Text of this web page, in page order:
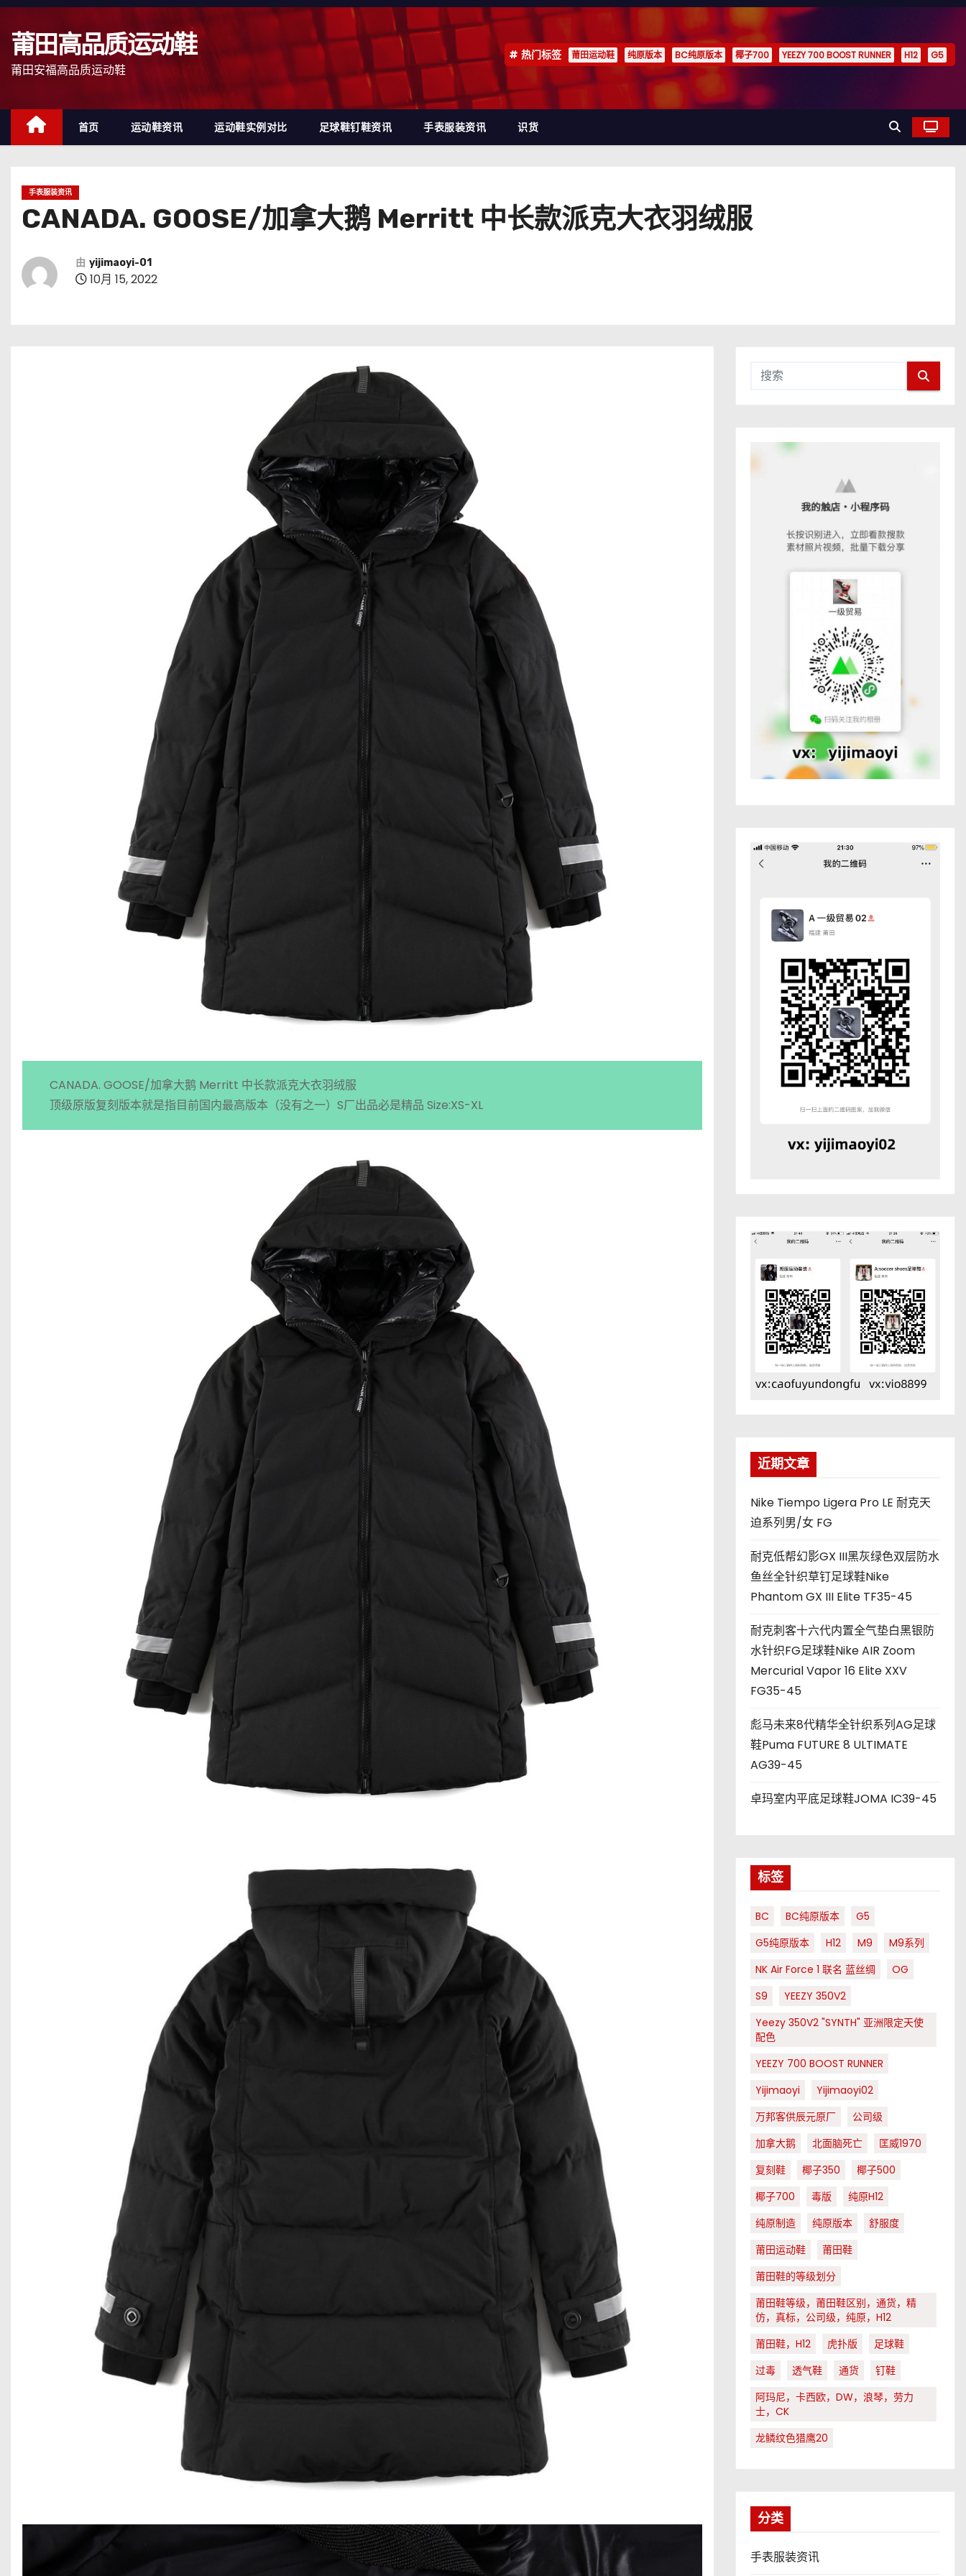
跳
莆田高品质运动鞋
莆田安福高品质运动鞋
热门标签 莆田运动鞋 纯原版本 BC纯原版本 椰子700 YEEZY 700 BOOST RUNNER H12 G5
首页 运动鞋资讯 运动鞋实例对比 足球鞋钉鞋资讯 手表服装资讯 识货
手表服装资讯
CANADA. GOOSE/加拿大鹅 Merritt 中长款派克大衣羽绒服
由 yijimaoyi-01
10月 15, 2022
CANADA. GOOSE/加拿大鹅 Merritt 中长款派克大衣羽绒服
顶级原版复刻版本就是指目前国内最高版本（没有之一）S厂出品必是精品 Size:XS-XL
近期文章
Nike Tiempo Ligera Pro LE 耐克天
迫系列男/女 FG
耐克低帮幻影GX III黑灰绿色双层防水
鱼丝全针织草钉足球鞋Nike
Phantom GX III Elite TF35-45
耐克刺客十六代内置全气垫白黑银防
水针织FG足球鞋Nike AIR Zoom
Mercurial Vapor 16 Elite XXV
FG35-45
彪马未来8代精华全针织系列AG足球
鞋Puma FUTURE 8 ULTIMATE
AG39-45
卓玛室内平底足球鞋JOMA IC39-45
标签
BC BC纯原版本
G5
G5纯原版本
H12 M9
M9系列
NK Air Force 1 联名 蓝丝绸
OG
S9
YEEZY 350V2
Yeezy 350V2 "SYNTH" 亚洲限定天使
配色
YEEZY 700 BOOST RUNNER
Yijimaoyi
Yijimaoyi02
万邦客供辰元原厂
公司级
加拿大鹅
北面脑死亡
匡威1970
复刻鞋
椰子350
椰子500
椰子700
毒版
纯原H12
纯原制造
纯原版本
舒服度
莆田运动鞋
莆田鞋
莆田鞋的等级划分
莆田鞋等级，莆田鞋区别，通货，精
仿，真标，公司级，纯原，H12
莆田鞋，H12
虎扑版
足球鞋
过毒
透气鞋 通货
钉鞋
阿玛尼，卡西欧，DW，浪琴，劳力
士，CK
龙鳞纹色猎鹰20
分类
手表服装资讯